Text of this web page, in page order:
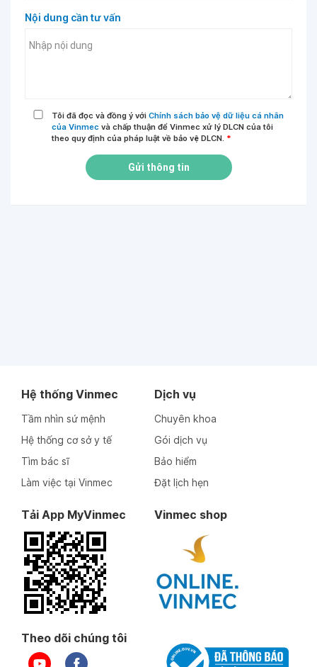
Nội dung cần tư vấn
Tôi đã đọc và đồng ý với Chính sách bảo vệ dữ liệu cá nhân
của Vinmec và chấp thuận để Vinmec xử lý DLCN của tôi
theo quy định của pháp luật về bảo vệ DLCN. *
Gửi thông tin
Hệ thống Vinmec
Tầm nhìn sứ mệnh
Hệ thống cơ sở y tế
Tìm bác sĩ
Làm việc tại Vinmec
Dịch vụ
Chuyên khoa
Gói dịch vụ
Bảo hiểm
Đặt lịch hẹn
Tải App MyVinmec Vinmec shop
Theo dõi chúng tôi